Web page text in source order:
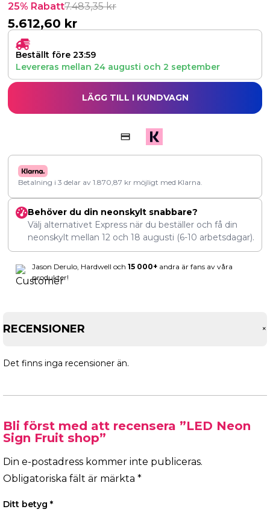
25% Rabatt7.483,35kr
5.612,60 kr
Beställt före 23:59
Levereras mellan 24 augusti och 2 september
LÄGG TILL I KUNDVAGN
Betalning i 3 delar av 1.870,87 kr möjligt med Klarna.
Behöver du din neonskylt snabbare?
Välj alternativet Express när du beställer och få din
neonskylt mellan 12 och 18 augusti (6-10 arbetsdagar).
Jason Derulo, Hardwell och 15 000+ andra är fans av våra
produkter!
RECENSIONER +
Det finns inga recensioner än.
Bli först med att recensera ”LED Neon
Sign Fruit shop”
Din e-postadress kommer inte publiceras.
Obligatoriska fält är märkta *
Ditt betyg *